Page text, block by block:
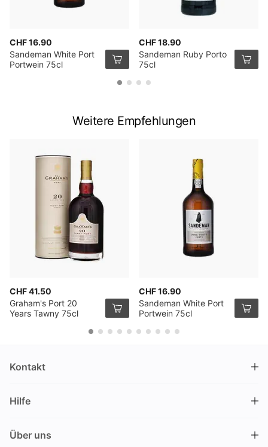
CHF 16.90
Sandeman White Port
Portwein 75cl
CHF 18.90
Sandeman Ruby Porto
75cl
Weitere Empfehlungen
CHF 41.50
Graham's Port 20
Years Tawny 75cl
CHF 16.90
Sandeman White Port
Portwein 75cl
Kontakt
Nüschelerstrasse 35
Schweiz
Hilfe
Über uns